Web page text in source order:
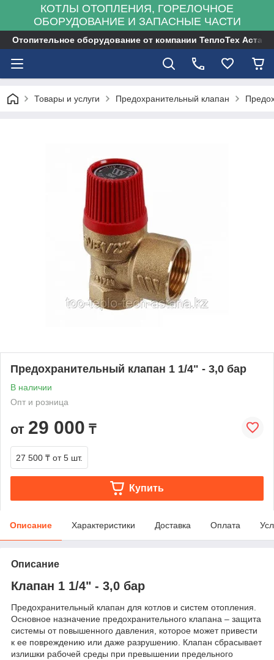
КОТЛЫ ОТОПЛЕНИЯ, ГОРЕЛОЧНОЕ
ОБОРУДОВАНИЕ И ЗАПАСНЫЕ ЧАСТИ
Отопительное оборудование от компании ТеплоТех Астана
Товары и услуги Предохранительный клапан
Предохранительный клапан 1 1/4" - 3,0 бар
В наличии
Опт и розница
от 29 000 ₸
27 500 ₸ от 5 шт.
Купить
Описание Характеристики Доставка Оплата
Описание
Клапан 1 1/4" - 3,0 бар
Предохранительный клапан для котлов и систем отопления.
Основное назначение предохранительного клапана – защита
системы от повышенного давления, которое может привести
к ее повреждению или даже разрушению. Клапан сбрасывает
излишки рабочей среды при превышении предельного